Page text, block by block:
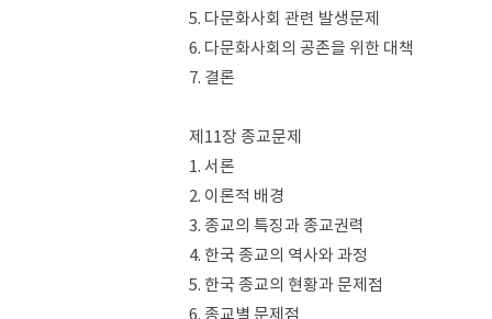
5. 다문화사회 관련 발생문제
6. 다문화사회의 공존을 위한 대책
7. 결론
제11장 종교문제
1. 서론
2. 이론적 배경
3. 종교의 특징과 종교권력
4. 한국 종교의 역사와 과정
5. 한국 종교의 현황과 문제점
6. 종교별 문제점